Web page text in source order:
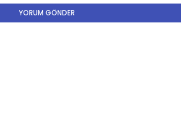
YORUM GÖNDER